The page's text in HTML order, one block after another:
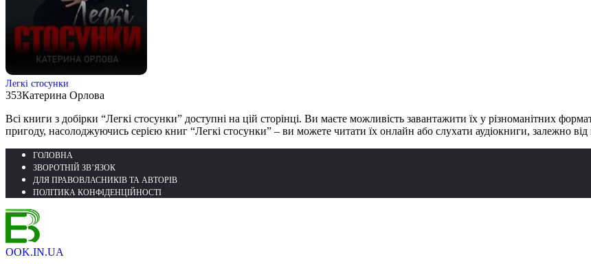
Легкі стосунки
353Катерина Орлова
Всі книги з добірки “Легкі стосунки” доступні на цій сторінці. Ви маєте можливість завантажити їх у різноманітних
пригоду, насолоджуючись серією книг “Легкі стосунки” – ви можете читати їх онлайн або слухати аудіокниги, залежно від
ГОЛОВНА
ЗВОРОТНІЙ ЗВ’ЯЗОК
ДЛЯ ПРАВОВЛАСНИКІВ ТА АВТОРІВ
ПОЛІТИКА КОНФІДЕНЦІЙНОСТІ
OOK.IN.UA